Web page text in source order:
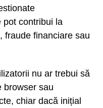
pot contribui la
fraude financiare sau
nu ar trebui să
browser sau
chiar dacă inițial